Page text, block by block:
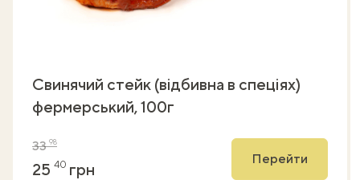
Свинячий стейк (відбивна в спеціях)
фермерський, 100г
3398
25 40 грн
Перейти